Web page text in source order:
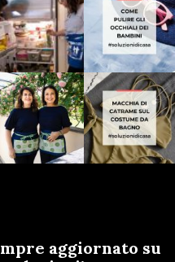
aggiornato su